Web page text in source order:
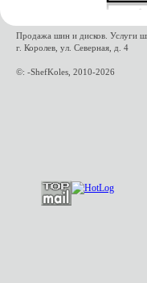
Продажа шин и дисков. Услуги
г. Королев, ул. Северная, д. 4
©: -ShefKoles, 2010-2026